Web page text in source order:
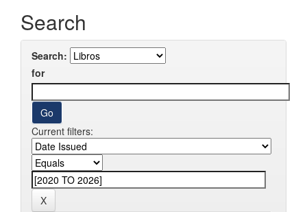
Search
Search:
for
Current filters: